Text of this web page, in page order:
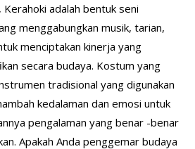
Kerahoki adalah bentuk seni
menggabungkan musik, tarian,
menciptakan kinerja yang
secara budaya. Kostum yang
tradisional yang digunakan
kedalaman dan emosi untuk
pengalaman yang benar -benar
Apakah Anda penggemar budaya